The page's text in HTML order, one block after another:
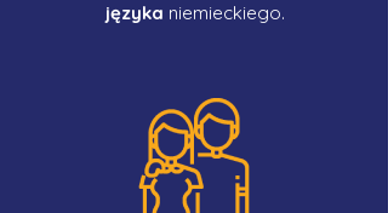
języka niemieckiego.